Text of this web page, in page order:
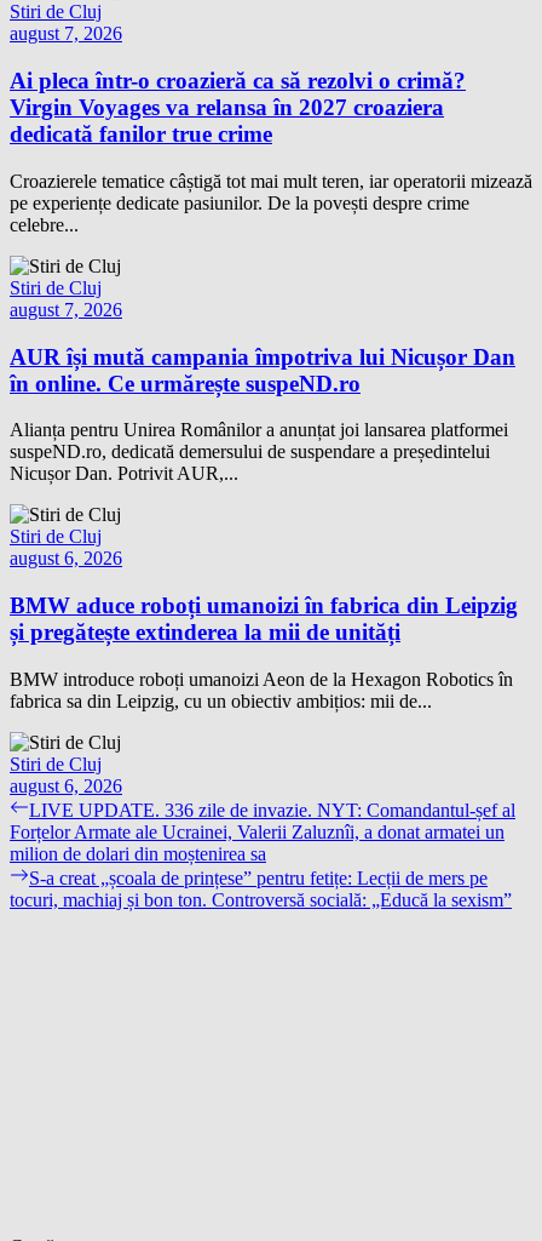
Stiri de Cluj
august 7, 2026
Ai pleca într-o croazieră ca să rezolvi o crimă?
Virgin Voyages va relansa în 2027 croaziera
dedicată fanilor true crime
Croazierele tematice câștigă tot mai mult teren, iar operatorii mizează
pe experiențe dedicate pasiunilor. De la povești despre crime
celebre...
Stiri de Cluj
august 7, 2026
AUR își mută campania împotriva lui Nicușor Dan
în online. Ce urmărește suspeND.ro
Alianța pentru Unirea Românilor a anunțat joi lansarea platformei
suspeND.ro, dedicată demersului de suspendare a președintelui
Nicușor Dan. Potrivit AUR,...
Stiri de Cluj
august 6, 2026
BMW aduce roboți umanoizi în fabrica din Leipzig
și pregătește extinderea la mii de unități
BMW introduce roboți umanoizi Aeon de la Hexagon Robotics în
fabrica sa din Leipzig, cu un obiectiv ambițios: mii de...
Stiri de Cluj
august 6, 2026
Navigare
în
articole
Previous
post:
LIVE UPDATE. 336 zile de invazie. NYT: Comandantul-șef al
Forțelor Armate ale Ucrainei, Valerii Zaluznîi, a donat armatei un
milion de dolari din moștenirea sa
Next
post:
S-a creat „școala de prințese” pentru fetițe: Lecții de mers pe
tocuri, machiaj și bon ton. Controversă socială: „Educă la sexism”